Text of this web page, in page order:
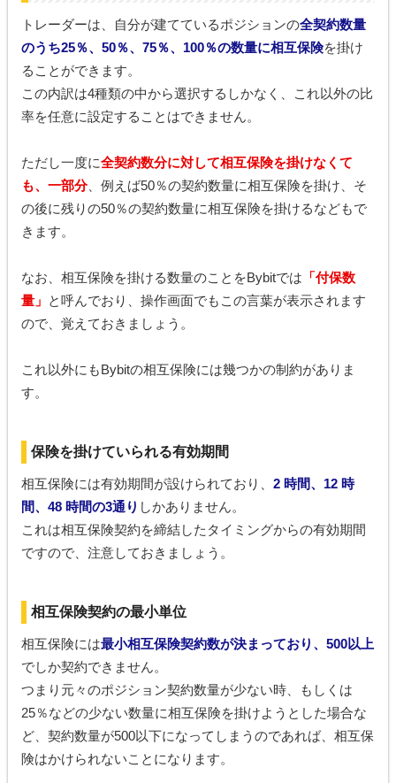
トレーダーは、自分が建てているポジションの全契約数量
のうち25％、50％、75％、100％の数量に相互保険を掛け
ることができます。
この内訳は4種類の中から選択するしかなく、これ以外の比
率を任意に設定することはできません。
ただし一度に全契約数分に対して相互保険を掛けなくて
も、一部分、例えば50％の契約数量に相互保険を掛け、そ
の後に残りの50％の契約数量に相互保険を掛けるなどもで
きます。
なお、相互保険を掛ける数量のことをBybitでは 「付保数
量」 と呼んでおり、操作画面でもこの言葉が表示されます
ので、覚えておきましょう。
これ以外にもBybitの相互保険には幾つかの制約がありま
す。
保険を掛けていられる有効期間
相互保険には有効期間が設けられており、 2 時間、12 時
間、48 時間の3通り しかありません。
これは相互保険契約を締結したタイミングからの有効期間
ですので、注意しておきましょう。
相互保険契約の最小単位
相互保険には最小相互保険契約数が決まっており、500以上
でしか契約できません。
つまり元々のポジション契約数量が少ない時、もしくは
25％などの少ない数量に相互保険を掛けようとした場合な
ど、契約数量が500以下になってしまうのであれば、相互保
険はかけられないことになります。